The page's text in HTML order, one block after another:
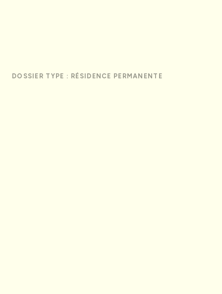
DOSSIER TYPE : RÉSIDENCE PERMANENTE